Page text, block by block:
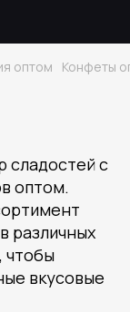
оптом Конфеты
сладостей с
оптом.
различных
чтобы
вкусовые